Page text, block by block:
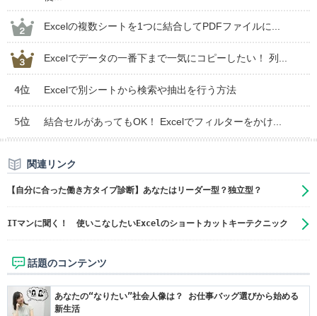
Excelの複数シートを1つに結合してPDFファイルに...
Excelでデータの一番下まで一気にコピーしたい！ 列...
4位 Excelで別シートから検索や抽出を行う方法
5位 結合セルがあってもOK！ Excelでフィルターをかけ...
関連リンク
【自分に合った働き方タイプ診断】あなたはリーダー型？独立型？
ITマンに聞く！ 使いこなしたいExcelのショートカットキーテクニック
話題のコンテンツ
あなたの“なりたい”社会人像は？ お仕事バッグ選びから始める
新生活